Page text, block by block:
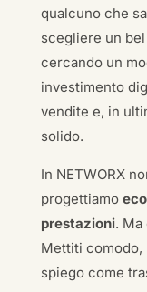
qualcuno che
scegliere un
cercando un
investimento
vendite e, in
solido.
In NETWORX
progettiamo
prestazioni. Ma
Mettiti comodo,
spiego come